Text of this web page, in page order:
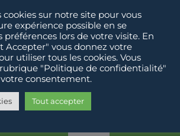
toutes les
une
lecteur
2. Il choisit
distributeur
3. Il
cookies sur notre site pour vous
expérience possible en se
préférences lors de votre visite. En
Accepter" vous donnez votre
utiliser tous les cookies. Vous
"Politique de confidentialité"
consentement.
Tout accepter